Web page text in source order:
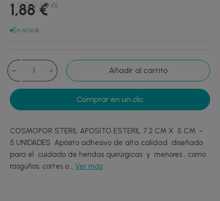
1,88 €
0 (0)
En stock
Añadir al carrito
Comprar en un clic
COSMOPOR STERIL APOSITO ESTERIL 7.2 CM X 5 CM -
5 UNIDADES Apósito adhesivo de alta calidad diseñado
para el cuidado de heridas quirúrgicas y menores , como
rasguños, cortes o... Ver más